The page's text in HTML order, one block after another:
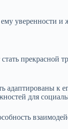
уверенности
прекрасной
к
для